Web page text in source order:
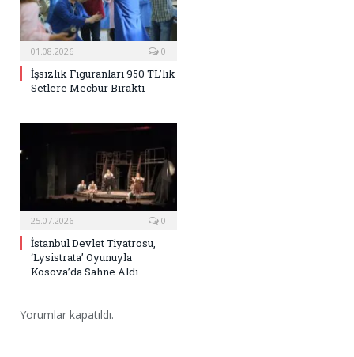
01.08.2026 0
İşsizlik Figüranları 950 TL’lik
Setlere Mecbur Bıraktı
25.07.2026 0
İstanbul Devlet Tiyatrosu,
‘Lysistrata’ Oyunuyla
Kosova’da Sahne Aldı
Yorumlar kapatıldı.